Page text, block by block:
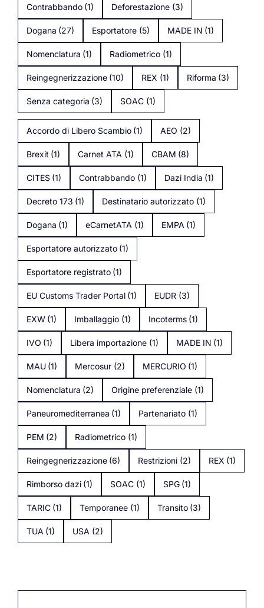
Contrabbando (1) Deforestazione (3)
Dogana (27) Esportatore (5) MADE IN (1)
Nomenclatura (1) Radiometrico (1)
Reingegnerizzazione (10) REX (1) Riforma (3)
Senza categoria (3) SOAC (1)
Accordo di Libero Scambio (1) AEO (2)
Brexit (1) Carnet ATA (1) CBAM (8)
CITES (1) Contrabbando (1) Dazi India (1)
Decreto 173 (1) Destinatario autorizzato (1)
Dogana (1) eCarnetATA (1) EMPA (1)
Esportatore autorizzato (1)
Esportatore registrato (1)
EU Customs Trader Portal (1) EUDR (3)
EXW (1) Imballaggio (1) Incoterms (1)
IVO (1) Libera importazione (1) MADE IN (1)
MAU (1) Mercosur (2) MERCURIO (1)
Nomenclatura (2) Origine preferenziale (1)
Paneuromediterranea (1) Partenariato (1)
PEM (2) Radiometrico (1)
Reingegnerizzazione (6) Restrizioni (2) REX (1)
Rimborso dazi (1) SOAC (1) SPG (1)
TARIC (1) Temporanee (1) Transito (3)
TUA (1) USA (2)